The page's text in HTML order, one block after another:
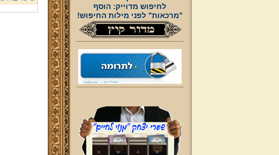
לחיפוש מדוייק: הוסף
"מרכאות" לפני מילות החיפוש!